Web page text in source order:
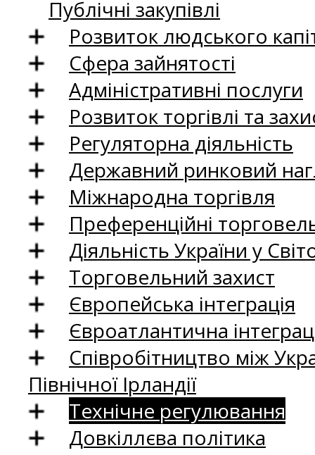
Публічні закупівлі
Розвиток людського
Сфера зайнятості
Адміністративні послуги
Розвиток торгівлі та
Регуляторна діяльність
Державний ринковий
Міжнародна торгівля
Преференційні
Діяльність України у
Торговельний захист
Європейська інтеграція
Євроатлантична
Співробітництво між
Північної Ірландії
Технічне регулювання
Довкіллєва політика